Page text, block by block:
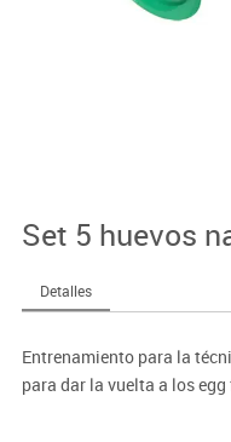
Set 5 huevos
Detalles
Entrenamiento para la
para dar la vuelta a los